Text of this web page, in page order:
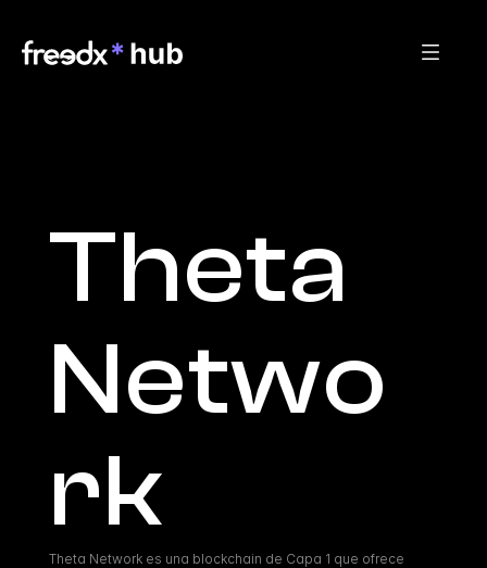
Theta
Netwo
rk
Theta Network es una blockchain de Capa 1 que ofrece